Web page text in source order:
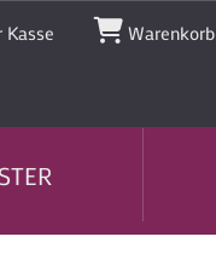
Warenkorb